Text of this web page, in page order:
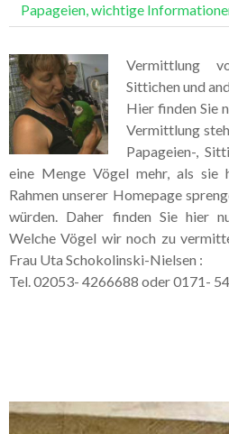
Papageien, wichtige
Vermittlung
Sittichen und
Hier finden Sie
Vermittlung
Papageien-,
eine Menge Vögel mehr, als sie
Rahmen unserer Homepage
würden. Daher finden Sie hier
Welche Vögel wir noch zu
Frau Uta Schokolinski-Nielsen :
Tel. 02053- 4266688 oder 0171-